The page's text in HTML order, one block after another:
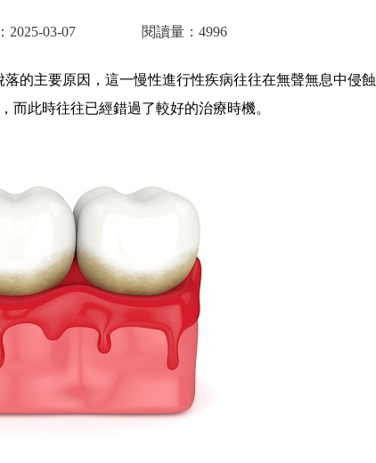
2025-03-07 閱讀量：4996
主要原因，這一慢性進行性疾病往往在無聲無息中侵蝕
而此時往往已經錯過了較好的治療時機。